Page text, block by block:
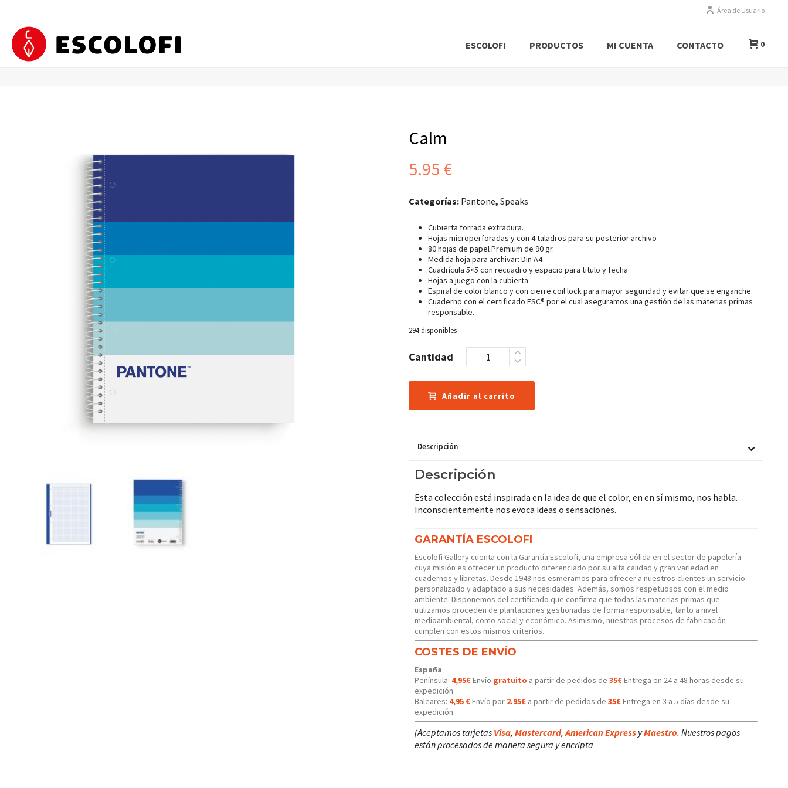
Área de Usuario
ESCOLOFI PRODUCTOS MI CUENTA CONTACTO 0
Calm
5.95 €
Categorías: Pantone,Speaks
Cubierta forrada extradura.
Hojas microperforadas y con 4 taladros para su posterior archivo
80 hojas de papel Premium de 90 gr.
Medida hoja para archivar: Din A4
Cuadrícula 5×5 con recuadro y espacio para titulo y fecha
Hojas a juego con la cubierta
Espiral de color blanco y con cierre coil lock para mayor seguridad y evitar que se enganche.
Cuaderno con el certificado FSC® por el cual aseguramos una gestión de las materias primas
responsable.
294 disponibles
Cantidad
Añadir al carrito
Descripción
Descripción
Esta colección está inspirada en la idea de que el color, en en sí mismo, nos habla.
Inconscientemente nos evoca ideas o sensaciones.
GARANTÍA ESCOLOFI
Escolofi Gallery cuenta con la Garantía Escolofi, una empresa sólida en el sector de papelería
cuya misión es ofrecer un producto diferenciado por su alta calidad y gran variedad en
cuadernos y libretas. Desde 1948 nos esmeramos para ofrecer a nuestros clientes un servicio
personalizado y adaptado a sus necesidades. Además, somos respetuosos con el medio
ambiente. Disponemos del certificado que confirma que todas las materias primas que
utilizamos proceden de plantaciones gestionadas de forma responsable, tanto a nivel
medioambiental, como social y económico. Asimismo, nuestros procesos de fabricación
cumplen con estos mismos criterios.
COSTES DE ENVÍO
España
Península: 4,95€Envío gratuito a partir de pedidos de 35€Entrega en 24 a 48 horas desde su
expedición
Baleares: 4,95 €Envío por 2.95€ a partir de pedidos de 35€Entrega en 3 a 5 días desde su
expedición.
(Aceptamos tarjetas Visa,Mastercard,American Express yMaestro. Nuestros pagos
están procesados de manera segura y encripta